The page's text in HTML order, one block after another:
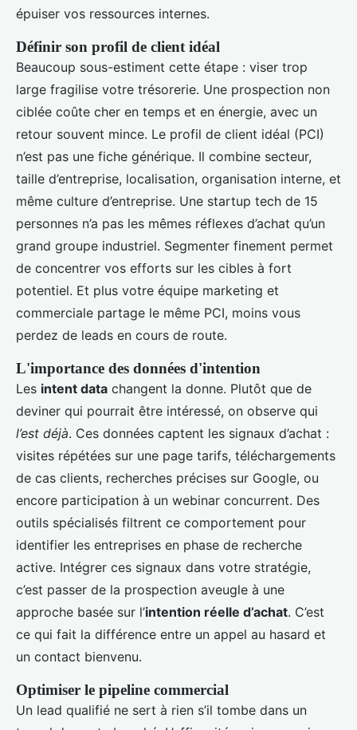
épuiser vos ressources internes.
Définir son profil de client idéal
Beaucoup sous-estiment cette étape : viser trop
large fragilise votre trésorerie. Une prospection non
ciblée coûte cher en temps et en énergie, avec un
retour souvent mince. Le profil de client idéal (PCI)
n’est pas une fiche générique. Il combine secteur,
taille d’entreprise, localisation, organisation interne, et
même culture d’entreprise. Une startup tech de 15
personnes n’a pas les mêmes réflexes d’achat qu’un
grand groupe industriel. Segmenter finement permet
de concentrer vos efforts sur les cibles à fort
potentiel. Et plus votre équipe marketing et
commerciale partage le même PCI, moins vous
perdez de leads en cours de route.
L'importance des données d'intention
Les intent data changent la donne. Plutôt que de
deviner qui pourrait être intéressé, on observe qui
l’est déjà. Ces données captent les signaux d’achat :
visites répétées sur une page tarifs, téléchargements
de cas clients, recherches précises sur Google, ou
encore participation à un webinar concurrent. Des
outils spécialisés filtrent ce comportement pour
identifier les entreprises en phase de recherche
active. Intégrer ces signaux dans votre stratégie,
c’est passer de la prospection aveugle à une
approche basée sur l’intention réelle d’achat. C’est
ce qui fait la différence entre un appel au hasard et
un contact bienvenu.
Optimiser le pipeline commercial
Un lead qualifié ne sert à rien s’il tombe dans un